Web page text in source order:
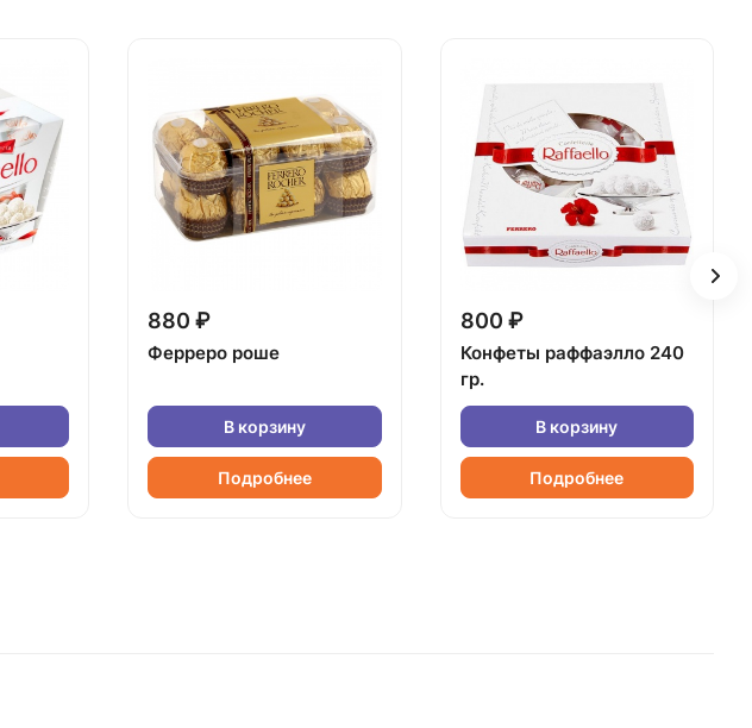
880 ₽
Ферреро роше
В корзину
Подробнее
800 ₽
Конфеты раффаэлло 240
гр.
В корзину
Подробнее